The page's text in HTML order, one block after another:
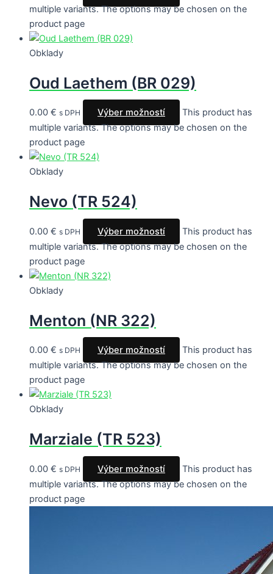
multiple variants. The options may be chosen on the
product page
Obklady
Oud Laethem (BR 029)
0.00 € s DPH Výber možností
This product has
multiple variants. The options may be chosen on the
product page
Obklady
Nevo (TR 524)
0.00 € s DPH Výber možností
This product has
multiple variants. The options may be chosen on the
product page
Obklady
Menton (NR 322)
0.00 € s DPH Výber možností
This product has
multiple variants. The options may be chosen on the
product page
Obklady
Marziale (TR 523)
0.00 € s DPH Výber možností
This product has
multiple variants. The options may be chosen on the
product page